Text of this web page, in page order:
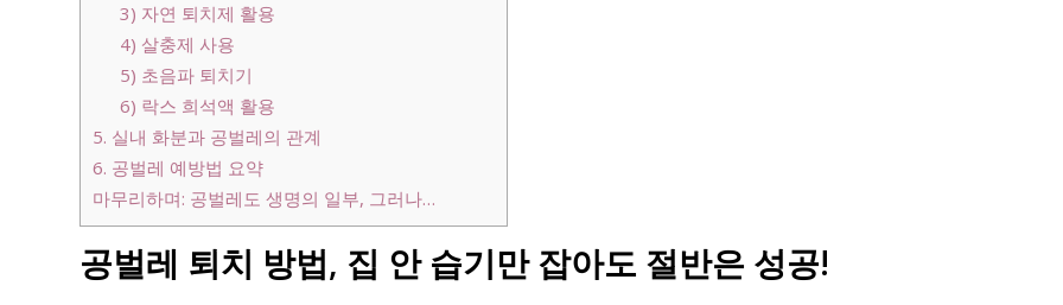
3) 자연 퇴치제 활용
4) 살충제 사용
5) 초음파 퇴치기
6) 락스 희석액 활용
5. 실내 화분과 공벌레의 관계
6. 공벌레 예방법 요약
마무리하며: 공벌레도 생명의 일부, 그러나…
공벌레 퇴치 방법, 집 안 습기만 잡아도 절반은 성공!